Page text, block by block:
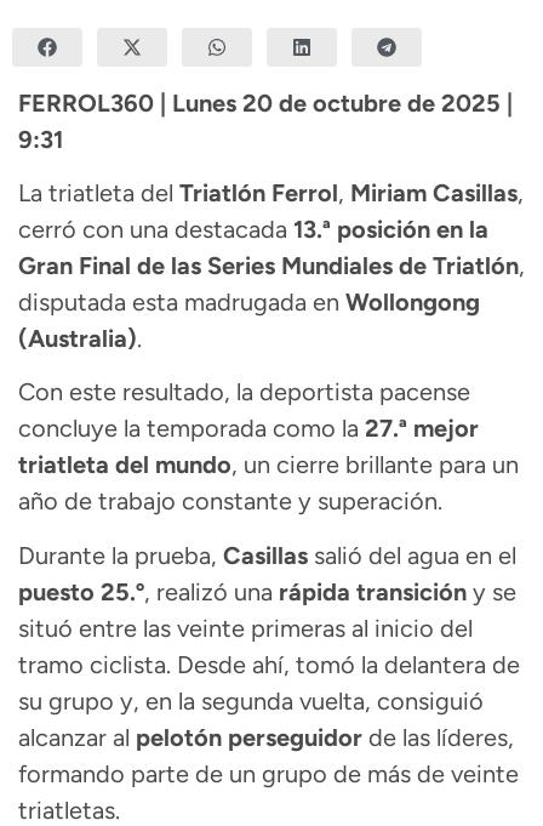
FERROL360 | Lunes 20 de octubre de 2025 |
9:31
La triatleta del Triatlón Ferrol, Miriam Casillas,
cerró con una destacada 13.ª posición en la
Gran Final de las Series Mundiales de Triatlón,
disputada esta madrugada en Wollongong
(Australia).
Con este resultado, la deportista pacense
concluye la temporada como la 27.ª mejor
triatleta del mundo, un cierre brillante para un
año de trabajo constante y superación.
Durante la prueba, Casillas salió del agua en el
puesto 25.º, realizó una rápida transición y se
situó entre las veinte primeras al inicio del
tramo ciclista. Desde ahí, tomó la delantera de
su grupo y, en la segunda vuelta, consiguió
alcanzar al pelotón perseguidor de las líderes,
formando parte de un grupo de más de veinte
triatletas.